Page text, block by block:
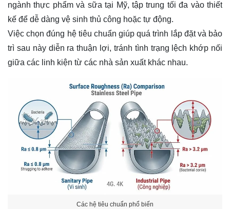
ngành thực phẩm và sữa tại Mỹ, tập trung tối đa vào thiết
kế để dễ dàng vệ sinh thủ công hoặc tự động.
Việc chọn đúng hệ tiêu chuẩn giúp quá trình lắp đặt và bảo
trì sau này diễn ra thuận lợi, tránh tình trạng lệch khớp nối
giữa các linh kiện từ các nhà sản xuất khác nhau.
Các hệ tiêu chuẩn phổ biến